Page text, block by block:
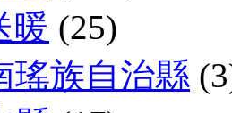
暖 (25)
瑤族自治縣